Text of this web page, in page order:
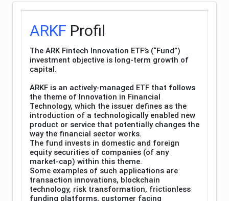
ARKF Profil
The ARK Fintech Innovation ETF’s (“Fund”)
investment objective is long-term growth of
capital.
ARKF is an actively-managed ETF that follows
the theme of Innovation in Financial
Technology, which the issuer defines as the
introduction of a technologically enabled new
product or service that potentially changes the
way the financial sector works.
The fund invests in domestic and foreign
equity securities of companies (of any
market-cap) within this theme.
Some examples of such applications are
transaction innovations, blockchain
technology, risk transformation, frictionless
funding platforms, customer facing